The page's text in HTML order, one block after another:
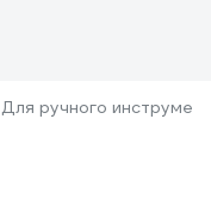
Для ручного